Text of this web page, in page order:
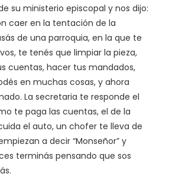
su ministerio episcopal y nos dijo:
caer en la tentación de la
de una parroquia, en la que te
te tenés que limpiar la pieza,
cuentas, hacer tus mandados,
en muchas cosas, y ahora
La secretaria te responde el
te paga las cuentas, el de la
el auto, un chofer te lleva de
a decir “Monseñor” y
terminás pensando que sos